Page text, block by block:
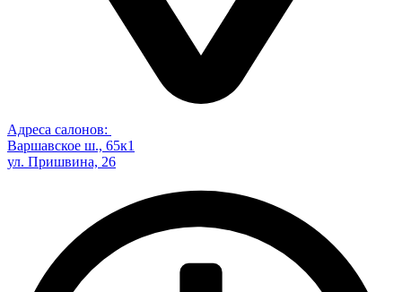
Адреса салонов:
Варшавское ш., 65к1
ул. Пришвина, 26